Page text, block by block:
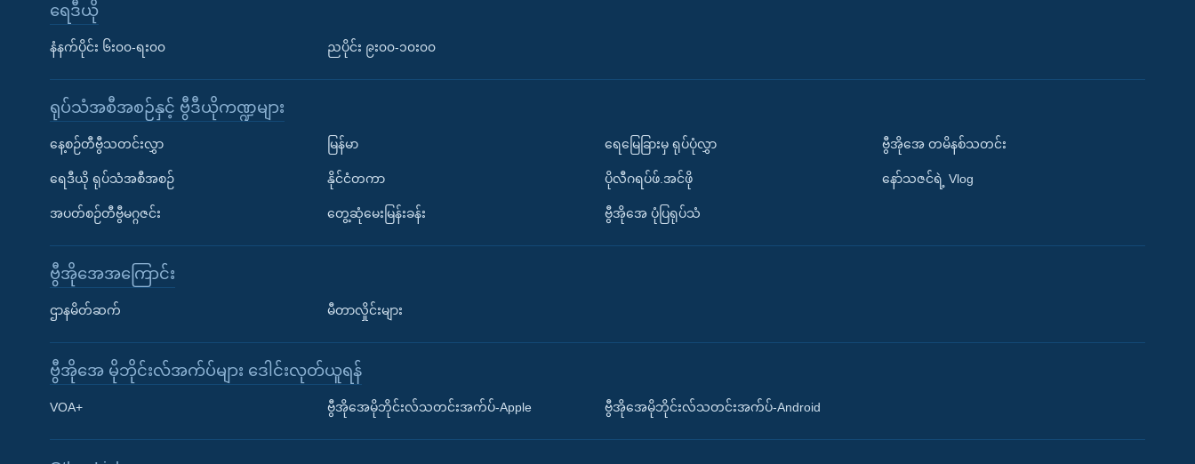
Learning English
ရေဒီယို
နံနက်ပိုင်း ၆း၀၀-ရး၀၀ ညပိုင်း ၉း၀၀-၁၀း၀၀
ရုပ်သံအစီအစဉ်နှင့် ဗွီဒီယိုကဏ္ဍများ
နေ့စဉ်တီဗွီသတင်းလွှာ
ရေဒီယို ရုပ်သံအစီအစဉ်
အပတ်စဉ်တီဗွီမဂ္ဂဇင်း
မြန်မာ
နိုင်ငံတကာ
တွေ့ဆုံမေးမြန်းခန်း
ရေမြေခြားမှ ရုပ်ပုံလွှာ
ပိုလီဂရပ်ဖ်.အင်ဖို
ဗွီအိုအေ ပုံပြရုပ်သံ
ဗွီအိုအေ တမိနစ်သတင်း
နော်သဇင်ရဲ့ Vlog
ဗွီအိုအေအကြောင်း
ဌာနမိတ်ဆက် မီတာလှိုင်းများ
ဗွီအိုအေ မိုဘိုင်းလ်အက်ပ်များ ဒေါင်းလုတ်ယူရန်
VOA+ ဗွီအိုအေမိုဘိုင်းလ်သတင်းအက်ပ်-Apple ဗွီအိုအေမိုဘိုင်းလ်သတင်းအက်ပ်-Android